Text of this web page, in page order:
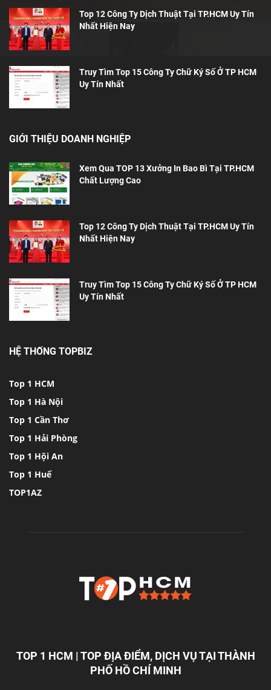
Top 12 Công Ty Dịch Thuật Tại TP.HCM Uy Tín
Nhất Hiện Nay
Truy Tìm Top 15 Công Ty Chữ Ký Số Ở TP HCM
Uy Tín Nhất
GIỚI THIỆU DOANH NGHIỆP
Xem Qua TOP 13 Xưởng In Bao Bì Tại TP.HCM
Chất Lượng Cao
Top 12 Công Ty Dịch Thuật Tại TP.HCM Uy Tín
Nhất Hiện Nay
Truy Tìm Top 15 Công Ty Chữ Ký Số Ở TP HCM
Uy Tín Nhất
HỆ THỐNG TOPBIZ
Top 1 HCM
Top 1 Hà Nội
Top 1 Cần Thơ
Top 1 Hải Phòng
Top 1 Hội An
Top 1 Huế
TOP1AZ
TOP 1 HCM | TOP ĐỊA ĐIỂM, DỊCH VỤ TẠI THÀNH
PHỐ HỒ CHÍ MINH